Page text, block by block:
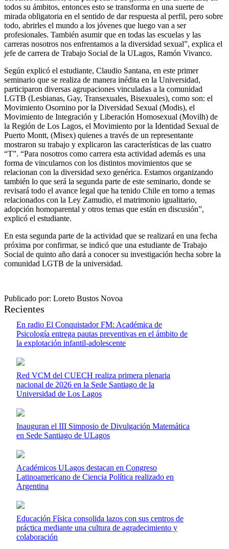
todos su ámbitos, entonces esto se transforma en una suerte de
mirada obligatoria en el sentido de dar respuesta al perfil, pero sobre
todo, abrirles el mundo a los jóvenes que luego van a ser
profesionales. También asumir que en todas las escuelas y las
carreras nosotros nos enfrentamos a la diversidad sexual”, explica el
jefe de carrera de Trabajo Social de la ULagos, Ramón Vivanco.
Según explicó el estudiante, Claudio Santana, en este primer
seminario que se realiza de manera inédita en la Universidad,
participaron diversas agrupaciones vinculadas a la comunidad
LGTB (Lesbianas, Gay, Transexuales, Bisexuales), como son: el
Movimiento Osornino por la Diversidad Sexual (Modis), el
Movimiento de Integración y Liberación Homosexual (Movilh) de
la Región de Los Lagos, el Movimiento por la Identidad Sexual de
Puerto Montt, (Misex) quienes a través de un representante
mostraron su trabajo y explicaron las características de las cuatro
“T”. “Para nosotros como carrera esta actividad además es una
forma de vincularnos con los distintos movimientos que se
relacionan con la diversidad sexo genérica. Estamos organizando
también lo que será la segunda parte de este seminario, donde se
revisará todo el avance legal que ha tenido Chile en torno a temas
relacionados con la Ley Zamudio, el matrimonio igualitario,
adopción homoparental y otros temas que están en discusión”,
explicó el estudiante.
En esta segunda parte de la actividad que se realizará en una fecha
próxima por confirmar, se indicó que una estudiante de Trabajo
Social de quinto año dará a conocer su investigación hecha sobre la
comunidad LGTB de la universidad.
Publicado por: Loreto Bustos Novoa
Recientes
En radio El Conquistador FM: Académica de
Psicología entrega pautas preventivas en el ámbito de
la explotación infantil-adolescente
Red VCM del CUECH realiza primera plenaria
nacional de 2026 en la Sede Santiago de la
Universidad de Los Lagos
Inauguran el III Simposio de Divulgación Matemática
en Sede Santiago de ULagos
Académicos ULagos destacan en Congreso
Latinoamericano de Ciencia Política realizado en
Argentina
Educación Física consolida lazos con sus centros de
práctica mediante una cultura de agradecimiento y
colaboración